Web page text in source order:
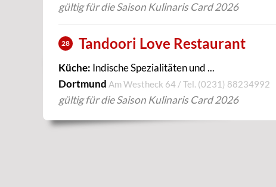
gültig für die Saison Kulinaris Card 2026
28 Tandoori Love Restaurant
Küche: Indische Spezialitäten und ...
Dortmund Am Westheck 64 / Tel. (0231) 88234992
gültig für die Saison Kulinaris Card 2026